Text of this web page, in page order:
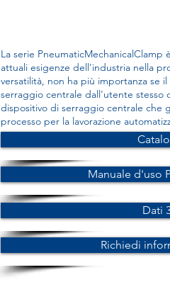
La serie
attuali esigenze dell'industria nella
versatilità, non ha più importanza se
serraggio centrale dall'utente stesso
dispositivo di serraggio centrale che
processo per la lavorazione
Manuale d'uso
Dati
Richiedi